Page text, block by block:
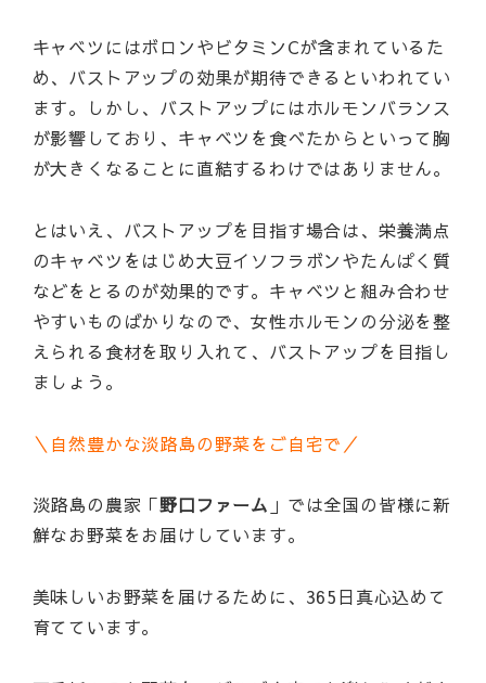
キャベツにはボロンやビタミンCが含まれているた
め、バストアップの効果が期待できるといわれてい
ます。しかし、バストアップにはホルモンバランス
が影響しており、キャベツを食べたからといって胸
が大きくなることに直結するわけではありません。
とはいえ、バストアップを目指す場合は、栄養満点
のキャベツをはじめ大豆イソフラボンやたんぱく質
などをとるのが効果的です。キャベツと組み合わせ
やすいものばかりなので、女性ホルモンの分泌を整
えられる食材を取り入れて、バストアップを目指し
ましょう。
＼自然豊かな淡路島の野菜をご自宅で／
淡路島の農家「野口ファーム 」では全国の皆様に新
鮮なお野菜をお届けしています。
美味しいお野菜を届けるために、365日真心込めて
育てています。